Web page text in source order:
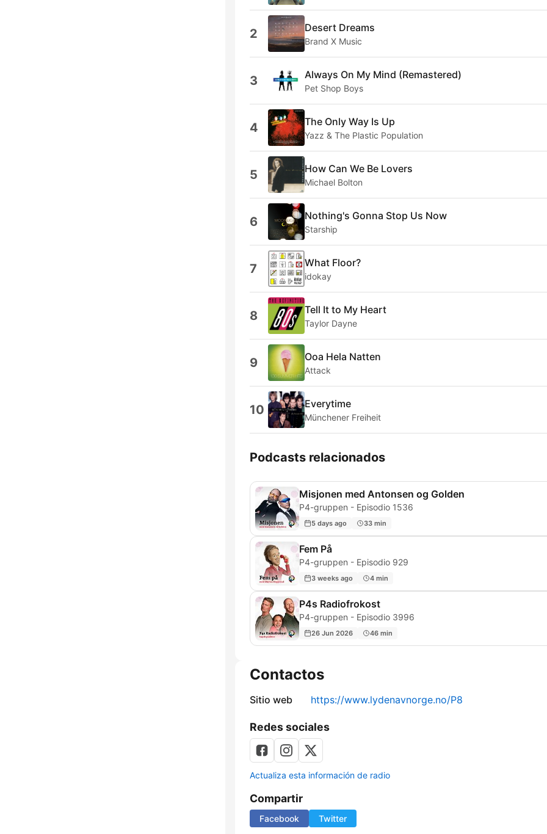
2 Desert Dreams
Brand X Music
3 Always On My Mind (Remastered)
Pet Shop Boys
4 The Only Way Is Up
Yazz & The Plastic Population
5 How Can We Be Lovers
Michael Bolton
6 Nothing's Gonna Stop Us Now
Starship
7 What Floor?
idokay
8 Tell It to My Heart
Taylor Dayne
9 Ooa Hela Natten
Attack
10 Everytime
Münchener Freiheit
Podcasts relacionados
Misjonen med Antonsen og Golden
P4-gruppen - Episodio 1536
5 days ago 33 min
Fem På
P4-gruppen - Episodio 929
3 weeks ago 4 min
P4s Radiofrokost
P4-gruppen - Episodio 3996
26 Jun 2026 46 min
Contactos
Sitio web https://www.lydenavnorge.no/P8
Redes sociales
Actualiza esta información de radio
Compartir
Facebook Twitter